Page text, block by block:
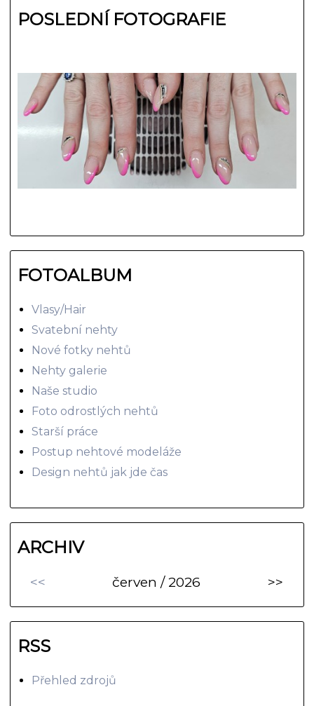
POSLEDNÍ FOTOGRAFIE
FOTOALBUM
Vlasy/Hair
Svatební nehty
Nové fotky nehtů
Nehty galerie
Naše studio
Foto odrostlých nehtů
Starší práce
Postup nehtové modeláže
Design nehtů jak jde čas
ARCHIV
<< červen / 2026 >>
RSS
Přehled zdrojů